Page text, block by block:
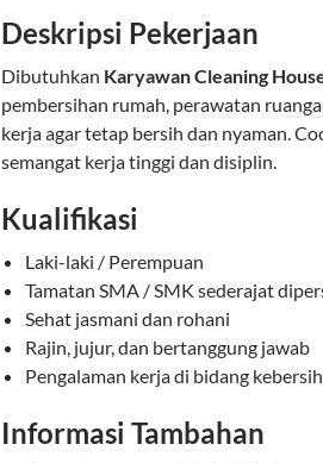
Deskripsi Pekerjaan
Dibutuhkan Karyawan Cleaning
pembersihan rumah, perawatan
kerja agar tetap bersih dan nyaman.
semangat kerja tinggi dan disiplin.
Kualifikasi
Laki-laki / Perempuan
Tamatan SMA / SMK sederajat
Sehat jasmani dan rohani
Rajin, jujur, dan bertanggung jawab
Pengalaman kerja di bidang
Informasi Tambahan